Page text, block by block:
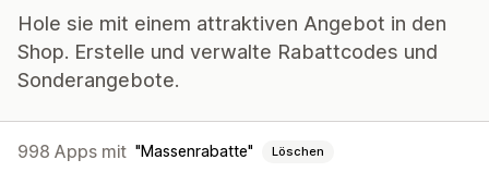
Hole sie mit einem attraktiven Angebot in den
Shop. Erstelle und verwalte Rabattcodes und
Sonderangebote.
998 Apps mit Massenrabatte Löschen